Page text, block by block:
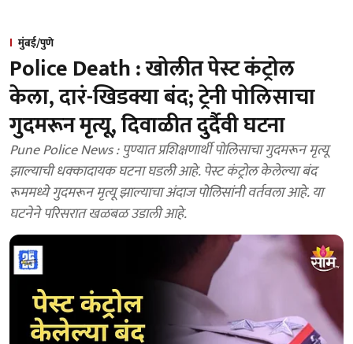
मुंबई/पुणे
Police Death : खोलीत पेस्ट कंट्रोल
केला, दारं-खिडक्या बंद; ट्रेनी पोलिसाचा
गुदमरून मृत्यू, दिवाळीत दुर्दैवी घटना
Pune Police News : पुण्यात प्रशिक्षणार्थी पोलिसाचा गुदमरून मृत्यू
झाल्याची धक्कादायक घटना घडली आहे. पेस्ट कंट्रोल केलेल्या बंद
रूममध्ये गुदमरून मृत्यू झाल्याचा अंदाज पोलिसांनी वर्तवला आहे. या
घटनेने परिसरात खळबळ उडाली आहे.